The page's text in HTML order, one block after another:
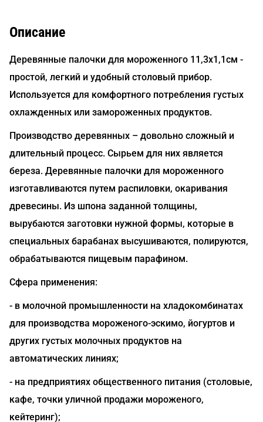
Описание
Деревянные палочки для мороженного 11,3х1,1см -
простой, легкий и удобный столовый прибор.
Используется для комфортного потребления густых
охлажденных или замороженных продуктов.
Производство деревянных – довольно сложный и
длительный процесс. Сырьем для них является
береза. Деревянные палочки для мороженного
изготавливаются путем распиловки, окаривания
древесины. Из шпона заданной толщины,
вырубаются заготовки нужной формы, которые в
специальных барабанах высушиваются, полируются,
обрабатываются пищевым парафином.
Сфера применения:
- в молочной промышленности на хладокомбинатах
для производства мороженого-эскимо, йогуртов и
других густых молочных продуктов на
автоматических линиях;
- на предприятиях общественного питания (столовые,
кафе, точки уличной продажи мороженого,
кейтеринг);